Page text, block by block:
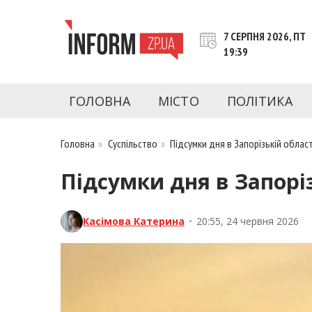
INFORM.ZP.UA – це інформаційний
Запоріжжя та Запорізької області на день.
7 СЕРПНЯ 2026, ПТ
19:39
ГОЛОВНА МІСТО ПОЛІТИКА
Головна » Суспільство »Підсумки дня в Запорізькій
Підсумки дня в
Касімова Катерина • 20:55, 24 червня 2026